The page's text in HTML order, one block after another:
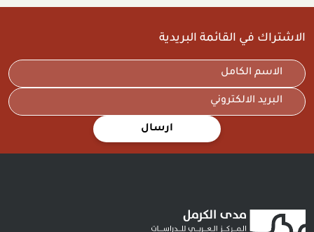
الاشتراك في القائمة البريدية
ارسال